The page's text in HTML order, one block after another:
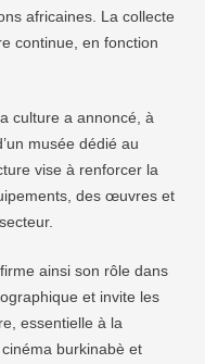
africaines. La collecte
continue, en fonction
culture a annoncé, à
musée dédié au
vise à renforcer la
des œuvres et
ainsi son rôle dans
et invite les
essentielle à la
burkinabè et